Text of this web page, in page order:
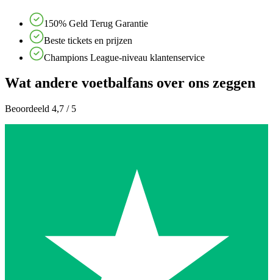
150% Geld Terug Garantie
Beste tickets en prijzen
Champions League-niveau klantenservice
Wat andere voetbalfans over ons zeggen
Beoordeeld 4,7 / 5